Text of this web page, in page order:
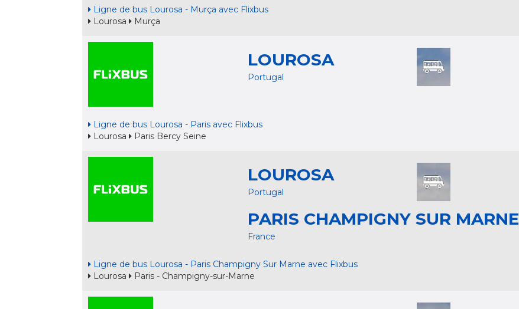
Ligne de bus Lourosa - Murça avec Flixbus
Lourosa Murça
LOUROSA
Portugal
Ligne de bus Lourosa - Paris avec Flixbus
Lourosa Paris Bercy Seine
LOUROSA
Portugal
PARIS CHAMPIGNY SUR MARNE
France
Ligne de bus Lourosa - Paris Champigny Sur Marne avec Flixbus
Lourosa Paris - Champigny-sur-Marne